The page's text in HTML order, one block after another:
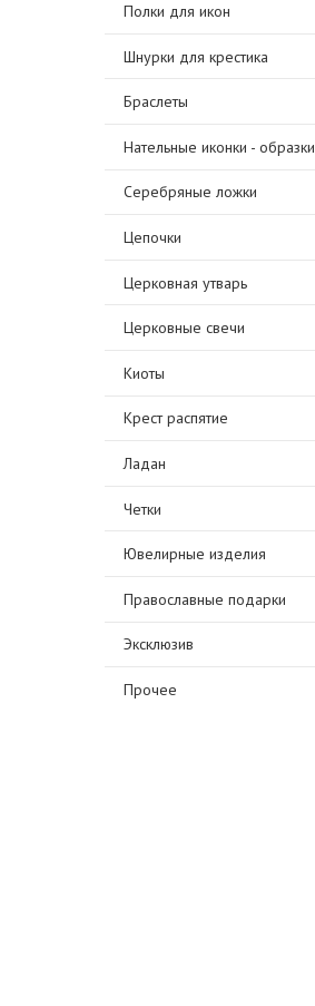
Полки для икон
Шнурки для крестика
Браслеты
Нательные иконки - образки
Серебряные ложки
Цепочки
Церковная утварь
Церковные свечи
Киоты
Крест распятие
Ладан
Четки
Ювелирные изделия
Православные подарки
Эксклюзив
Прочее